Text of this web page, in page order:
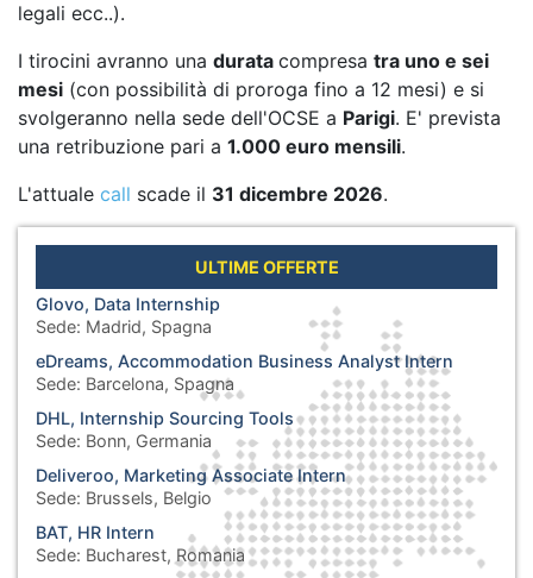
ULTIME OFFERTE
Glovo, Data Internship
Sede: Madrid, Spagna
eDreams, Accommodation Business Analyst Intern
Sede: Barcelona, Spagna
DHL, Internship Sourcing Tools
Sede: Bonn, Germania
Deliveroo, Marketing Associate Intern
Sede: Brussels, Belgio
BAT, HR Intern
Sede: Bucharest, Romania
legali ecc..).
I tirocini avranno una durata compresa tra uno e sei
mesi (con possibilità di proroga fino a 12 mesi) e si
svolgeranno nella sede dell'OCSE a Parigi. E' prevista
una retribuzione pari a 1.000 euro mensili.
L'attuale call scade il 31 dicembre 2026.